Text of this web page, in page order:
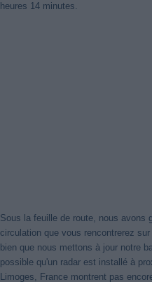
heures 14 minutes.
Sous la feuille de route, nous avons
circulation que vous rencontrerez
bien que nous mettons à jour notre
possible qu'un radar est installé à
Limoges, France montrent pas